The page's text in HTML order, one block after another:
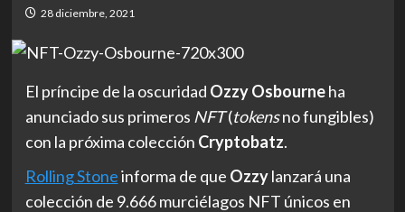
28 diciembre, 2021
El príncipe de la oscuridad Ozzy Osbourneha
anunciado sus primeros NFT(tokensno fungibles)
con la próxima colección Cryptobatz.
Rolling Stoneinforma de que Ozzylanzará una
colección de 9.666 murciélagos NFT únicos en